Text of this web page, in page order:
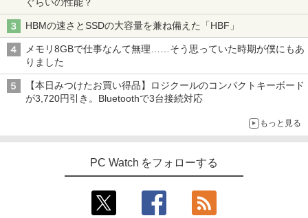
HBMの速さとSSDの大容量を兼ね備えた「HBF」
メモリ8GBで仕事なんて無理……そう思っていた時期が僕にもあ
りました
【本日みつけたお買い得品】ロジクールのコンパクトキーボード
が3,720円引き。Bluetoothで3台接続対応
もっと見る
PC Watch をフォローする